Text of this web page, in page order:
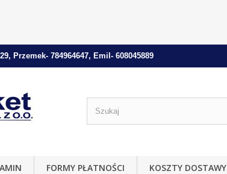
Przemek- 784964647, Emil- 608045889
FORMY PŁATNOŚCI KOSZTY DOSTAWY